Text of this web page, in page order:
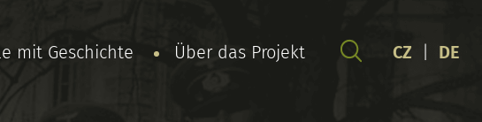
mit Geschichte Über das Projekt CZ DE